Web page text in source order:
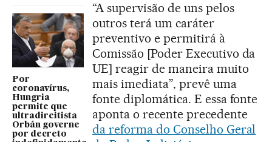
Por
coronavírus,
Hungria
permite que
ultradireitista
Orbán governe
por decreto
“A supervisão de uns pelos
outros terá um caráter
preventivo e permitirá à
Comissão [Poder Executivo da
UE] reagir de maneira muito
mais imediata”, prevê uma
fonte diplomática. E essa fonte
aponta o recente precedente
da reforma do Conselho Geral